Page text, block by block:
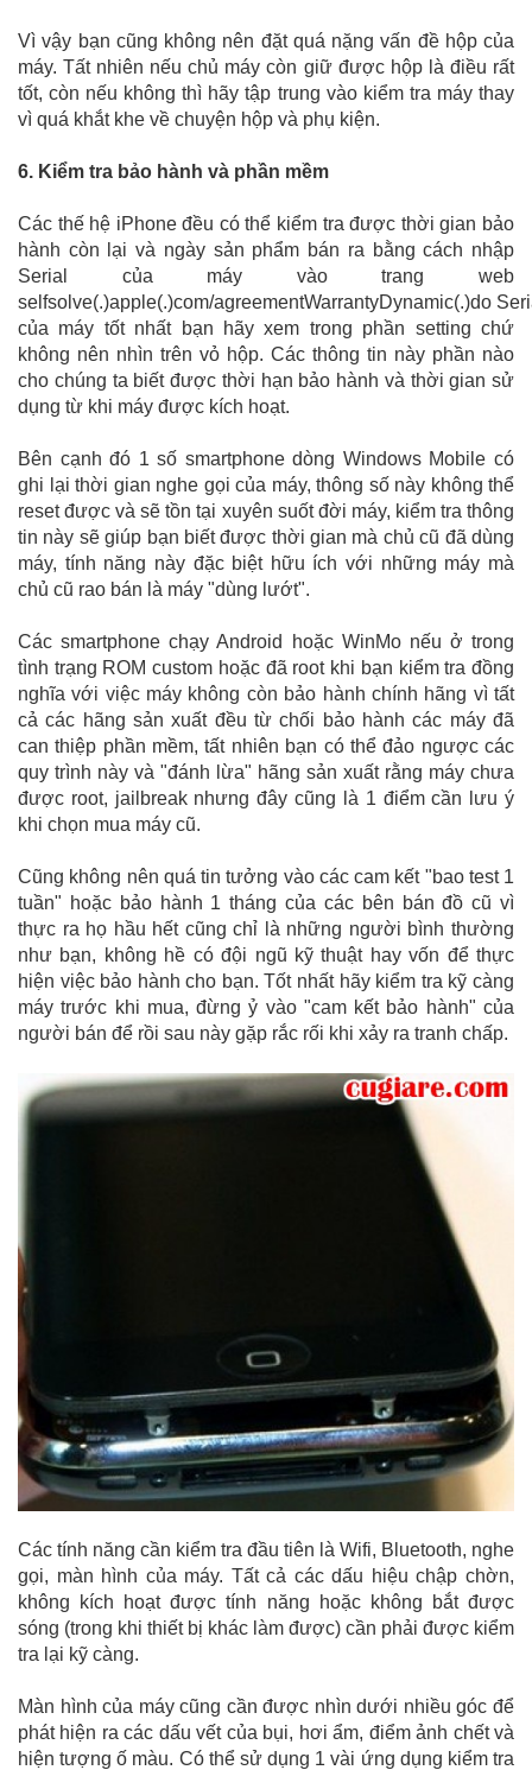
Vì vậy bạn cũng không nên đặt quá nặng vấn đề hộp của
máy. Tất nhiên nếu chủ máy còn giữ được hộp là điều rất
tốt, còn nếu không thì hãy tập trung vào kiểm tra máy thay
vì quá khắt khe về chuyện hộp và phụ kiện.
6. Kiểm tra bảo hành và phần mềm
Các thế hệ iPhone đều có thể kiểm tra được thời gian bảo
hành còn lại và ngày sản phẩm bán ra bằng cách nhập
Serial của máy vào trang web
selfsolve(.)apple(.)com/agreementWarrantyDynamic(.)do
của máy tốt nhất bạn hãy xem trong phần setting chứ
không nên nhìn trên vỏ hộp. Các thông tin này phần nào
cho chúng ta biết được thời hạn bảo hành và thời gian sử
dụng từ khi máy được kích hoạt.
Bên cạnh đó 1 số smartphone dòng Windows Mobile có
ghi lại thời gian nghe gọi của máy, thông số này không thể
reset được và sẽ tồn tại xuyên suốt đời máy, kiểm tra thông
tin này sẽ giúp bạn biết được thời gian mà chủ cũ đã dùng
máy, tính năng này đặc biệt hữu ích với những máy mà
chủ cũ rao bán là máy "dùng lướt".
Các smartphone chạy Android hoặc WinMo nếu ở trong
tình trạng ROM custom hoặc đã root khi bạn kiểm tra đồng
nghĩa với việc máy không còn bảo hành chính hãng vì tất
cả các hãng sản xuất đều từ chối bảo hành các máy đã
can thiệp phần mềm, tất nhiên bạn có thể đảo ngược các
quy trình này và "đánh lừa" hãng sản xuất rằng máy chưa
được root, jailbreak nhưng đây cũng là 1 điểm cần lưu ý
khi chọn mua máy cũ.
Cũng không nên quá tin tưởng vào các cam kết "bao test 1
tuần" hoặc bảo hành 1 tháng của các bên bán đồ cũ vì
thực ra họ hầu hết cũng chỉ là những người bình thường
như bạn, không hề có đội ngũ kỹ thuật hay vốn để thực
hiện việc bảo hành cho bạn. Tốt nhất hãy kiểm tra kỹ càng
máy trước khi mua, đừng ỷ vào "cam kết bảo hành" của
người bán để rồi sau này gặp rắc rối khi xảy ra tranh chấp.
Các tính năng cần kiểm tra đầu tiên là Wifi, Bluetooth, nghe
gọi, màn hình của máy. Tất cả các dấu hiệu chập chờn,
không kích hoạt được tính năng hoặc không bắt được
sóng (trong khi thiết bị khác làm được) cần phải được kiểm
tra lại kỹ càng.
Màn hình của máy cũng cần được nhìn dưới nhiều góc để
phát hiện ra các dấu vết của bụi, hơi ẩm, điểm ảnh chết và
hiện tượng ố màu. Có thể sử dụng 1 vài ứng dụng kiểm tra